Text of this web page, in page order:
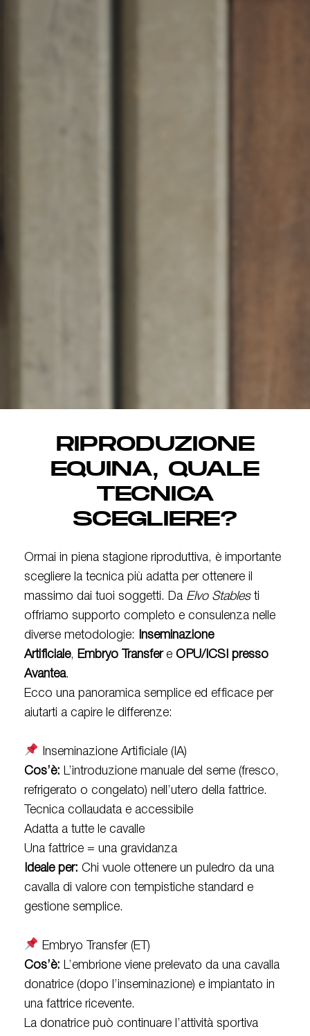
RIPRODUZIONE
EQUINA, QUALE
TECNICA
SCEGLIERE?
Ormai in piena stagione riproduttiva, è importante
scegliere la tecnica più adatta per ottenere il
massimo dai tuoi soggetti. Da Elvo Stables ti
offriamo supporto completo e consulenza nelle
diverse metodologie:
Inseminazione
Artificiale, Embryo Transfere OPU/ICSI presso
Avantea.
Ecco una panoramica semplice ed efficace per
aiutarti a capire le differenze:
Inseminazione Artificiale (IA)
Cos’è: L’introduzione manuale del seme (fresco,
refrigerato o congelato) nell’utero della fattrice.
Tecnica collaudata e accessibile
Adatta a tutte le cavalle
Una fattrice = una gravidanza
Ideale per: Chi vuole ottenere un puledro da una
cavalla di valore con tempistiche standard e
gestione semplice.
Embryo Transfer (ET)
Cos’è: L’embrione viene prelevato da una cavalla
donatrice (dopo l’inseminazione) e impiantato in
una fattrice ricevente.
La donatrice può continuare l’attività sportiva